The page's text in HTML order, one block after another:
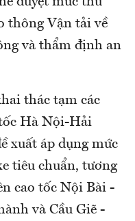
thông Vận tải về
và thẩm định an
thác tạm các
Hà Nội-Hải
xuất áp dụng mức
tiêu chuẩn, tương
cao tốc Nội Bài -
và Cầu Giẽ -